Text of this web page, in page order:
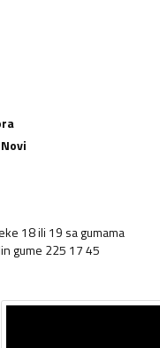
18 ili 19 sa gumama
gume 225 17 45